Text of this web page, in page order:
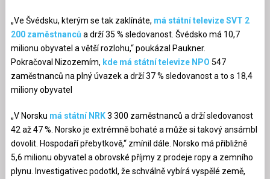
„Ve Švédsku, kterým se tak zaklínáte, má státní televize SVT 2
200 zaměstnanců a drží 35 % sledovanost. Švédsko má 10,7
milionu obyvatel a větší rozlohu,“ poukázal Paukner.
Pokračoval Nizozemím, kde má státní televize NPO 547
zaměstnanců na plný úvazek a drží 37 % sledovanost a to s 18,4
miliony obyvatel
„V Norsku má státní NRK3 300 zaměstnanců a drží sledovanost
42 až 47 %. Norsko je extrémně bohaté a může si takový ansámbl
dovolit. Hospodaří přebytkově,“ zmínil dále. Norsko má přibližně
5,6 milionu obyvatel a obrovské příjmy z prodeje ropy a zemního
plynu. Investigativec podotkl, že schválně vybírá vyspělé země,